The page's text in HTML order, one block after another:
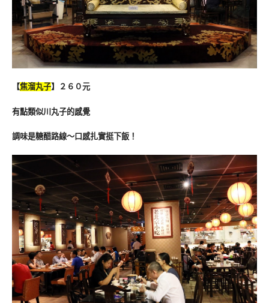
【焦溜丸子】２６０元
有點類似川丸子的感覺
調味是糖醋路線～口感扎實挺下飯！